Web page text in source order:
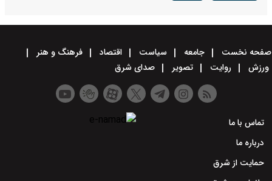
صفحه نخست جامعه سیاست اقتصاد
فرهنگ و هنر
ورزش
روایت تصویر صدای شرق
تماس با ما
درباره ما
حمایت از شرق